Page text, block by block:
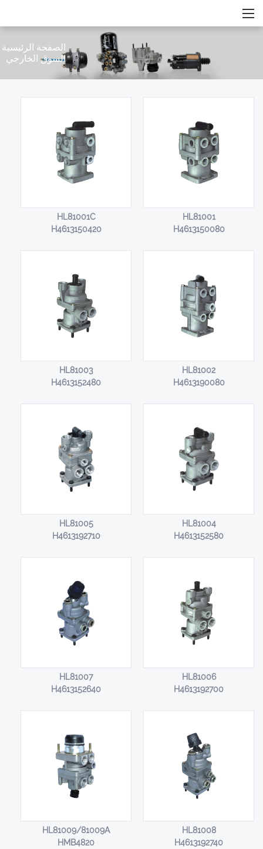
الصفحة الرئيسية
السوق الخارجي
HL81001
H4613150080
HL81001C
H4613150420
HL81002
H4613190080
HL81003
H4613152480
HL81004
H4613152580
HL81005
H4613192710
HL81006
H4613192700
HL81007
H4613152640
HL81008
H4613192740
HL81009/81009A
HMB4820